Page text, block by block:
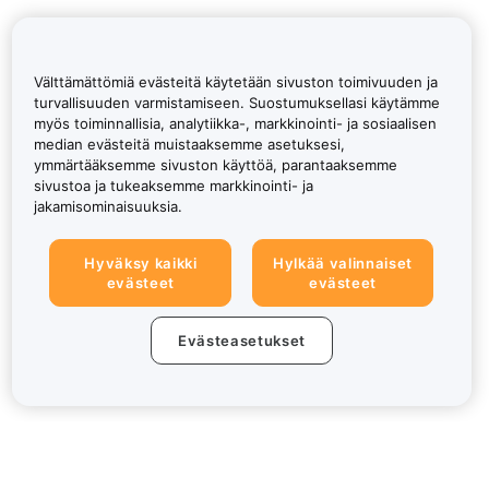
Välttämättömiä evästeitä käytetään sivuston toimivuuden ja
turvallisuuden varmistamiseen. Suostumuksellasi käytämme
myös toiminnallisia, analytiikka-, markkinointi- ja sosiaalisen
median evästeitä muistaaksemme asetuksesi,
ymmärtääksemme sivuston käyttöä, parantaaksemme
sivustoa ja tukeaksemme markkinointi- ja
jakamisominaisuuksia.
Hyväksy kaikki
evästeet
Hylkää valinnaiset
evästeet
Evästeasetukset